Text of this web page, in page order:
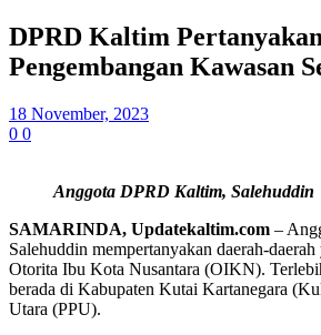
DPRD Kaltim Pertanyakan
Pengembangan Kawasan
18 November, 2023
0 0
Anggota DPRD Kaltim, Salehuddin
SAMARINDA, Updatekaltim.com –
Salehuddin mempertanyakan daerah-
Otorita Ibu Kota Nusantara (OIKN).
berada di Kabupaten Kutai Kartanegara
Utara (PPU).